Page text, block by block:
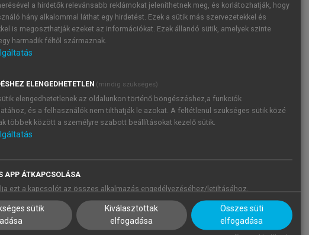
a hirdetők relevánsabb reklámokat jeleníthetnek meg, és korlátozhatják, hogy
hány alkalommal láthat egy hirdetést. Ezek a sütik más szervezetekkel és
is megoszthatják ezeket az információkat. Ezek állandó sütik, amelyek szinte
harmadik féltől származnak.
ELENGEDHETETLEN (mindig szükséges)
elengedhetetlenek az oldalunkon történő böngészéshez,a funkciók
és a felhasználók nem tilthatják le azokat. A feltétlenül szükséges sütik közé
többek között a személyre szabott beállításokat kezelő sütik.
APP ÁTKAPCSOLÁSA
ezt a kapcsolót az összes alkalmazás engedélyezéséhez/letiltásához.
sütik
Kiválasztottak
elfogadása
Összes süti
elfogadása